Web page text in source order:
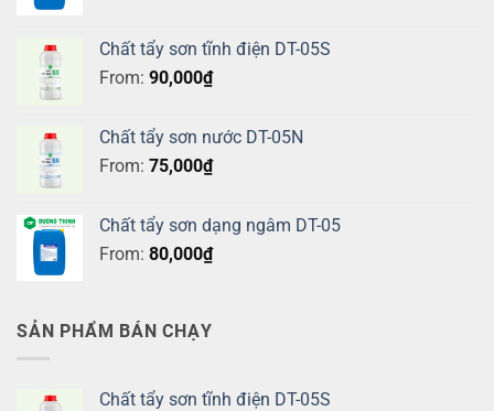
Chất tẩy sơn tĩnh điện DT-05S
From: 90,000₫
Chất tẩy sơn nước DT-05N
From: 75,000₫
Chất tẩy sơn dạng ngâm DT-05
From: 80,000₫
SẢN PHẨM BÁN CHẠY
Chất tẩy sơn tĩnh điện DT-05S